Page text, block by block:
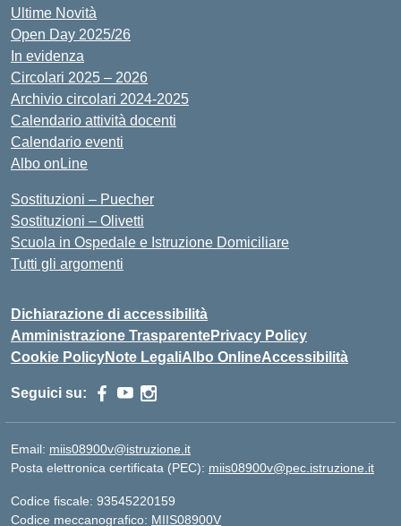
Ultime Novità
Open Day 2025/26
In evidenza
Circolari 2025 – 2026
Archivio circolari 2024-2025
Calendario attività docenti
Calendario eventi
Albo onLine
Sostituzioni – Puecher
Sostituzioni – Olivetti
Scuola in Ospedale e Istruzione Domiciliare
Tutti gli argomenti
Dichiarazione di accessibilità
Amministrazione TrasparentePrivacy Policy
Cookie PolicyNote LegaliAlbo OnlineAccessibilità
Seguici su:
Email: miis08900v@istruzione.it
Posta elettronica certificata (PEC): miis08900v@pec.istruzione.it
Codice fiscale: 93545220159
Codice meccanografico: MIIS08900V